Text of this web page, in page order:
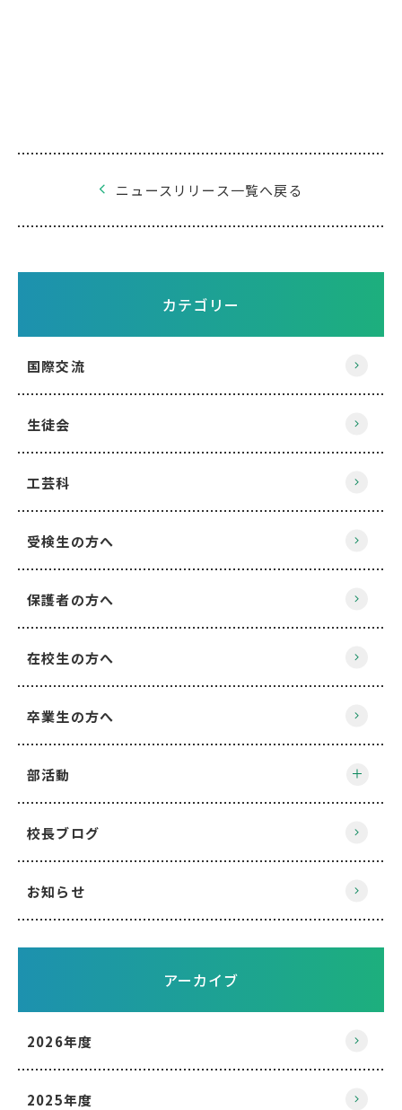
ニュースリリース一覧へ戻る
カテゴリー
国際交流
生徒会
工芸科
受検生の方へ
保護者の方へ
在校生の方へ
卒業生の方へ
部活動
校長ブログ
お知らせ
アーカイブ
2026年度
2025年度